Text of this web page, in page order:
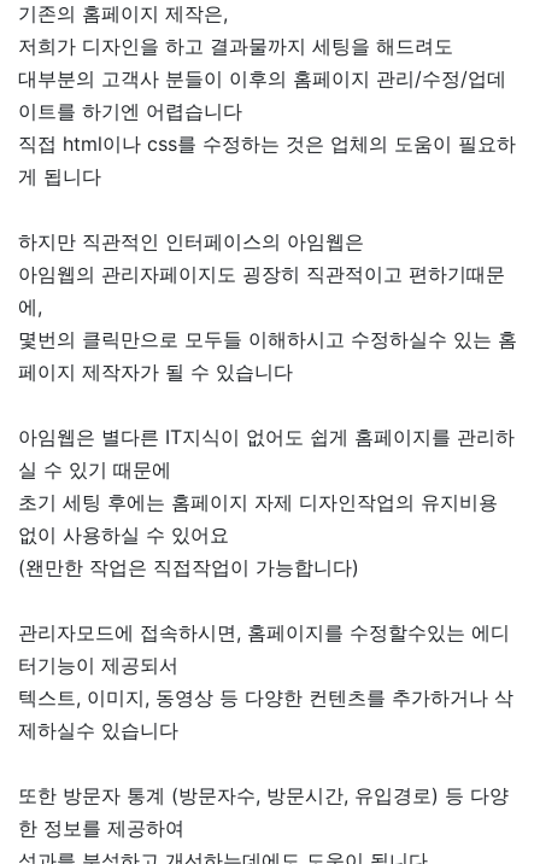
기존의 홈페이지 제작은,
저희가 디자인을 하고 결과물까지 세팅을 해드려도
대부분의 고객사 분들이 이후의 홈페이지 관리/수정/업데
이트를 하기엔 어렵습니다
직접 html이나 css를 수정하는 것은 업체의 도움이 필요하
게 됩니다
하지만 직관적인 인터페이스의 아임웹은
아임웹의 관리자페이지도 굉장히 직관적이고 편하기때문
에,
몇번의 클릭만으로 모두들 이해하시고 수정하실수 있는 홈
페이지 제작자가 될 수 있습니다
아임웹은 별다른 IT지식이 없어도 쉽게 홈페이지를 관리하
실 수 있기 때문에
초기 세팅 후에는 홈페이지 자제 디자인작업의 유지비용
없이 사용하실 수 있어요
(왠만한 작업은 직접작업이 가능합니다)
관리자모드에 접속하시면, 홈페이지를 수정할수있는 에디
터기능이 제공되서
텍스트, 이미지, 동영상 등 다양한 컨텐츠를 추가하거나 삭
제하실수 있습니다
또한 방문자 통계 (방문자수, 방문시간, 유입경로) 등 다양
한 정보를 제공하여